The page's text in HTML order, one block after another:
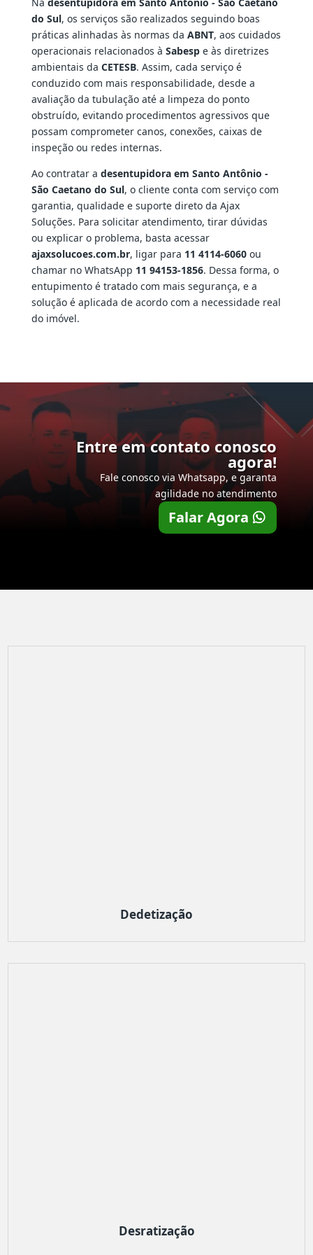
Na desentupidora em Santo Antônio - São Caetano
do Sul, os serviços são realizados seguindo boas
práticas alinhadas às normas da ABNT, aos cuidados
operacionais relacionados à Sabespe às diretrizes
ambientais da CETESB. Assim, cada serviço é
conduzido com mais responsabilidade, desde a
avaliação da tubulação até a limpeza do ponto
obstruído, evitando procedimentos agressivos que
possam comprometer canos, conexões, caixas de
inspeção ou redes internas.
Ao contratar a desentupidora em Santo Antônio -
São Caetano do Sul, o cliente conta com serviço com
garantia, qualidade e suporte direto da Ajax
Soluções. Para solicitar atendimento, tirar dúvidas
ou explicar o problema, basta acessar
ajaxsolucoes.com.br, ligar para 11 4114-6060ou
chamar no WhatsApp 11 94153-1856. Dessa forma, o
entupimento é tratado com mais segurança, e a
solução é aplicada de acordo com a necessidade real
do imóvel.
Entre em contato conosco
agora!
Fale conosco via Whatsapp, e garanta
agilidade no atendimento
Falar Agora
Dedetização
Desratização